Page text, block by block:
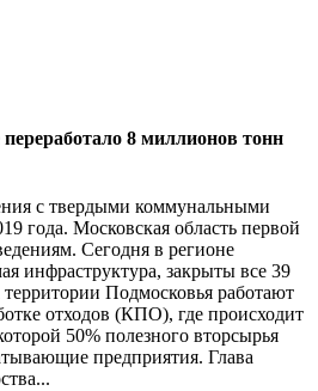
8 миллионов тонн
с твердыми коммунальными
года. Московская область первой
Сегодня в регионе
инфраструктура, закрыты все 39
Подмосковья работают
отходов (КПО), где происходит
50% полезного вторсырья
предприятия. Глава